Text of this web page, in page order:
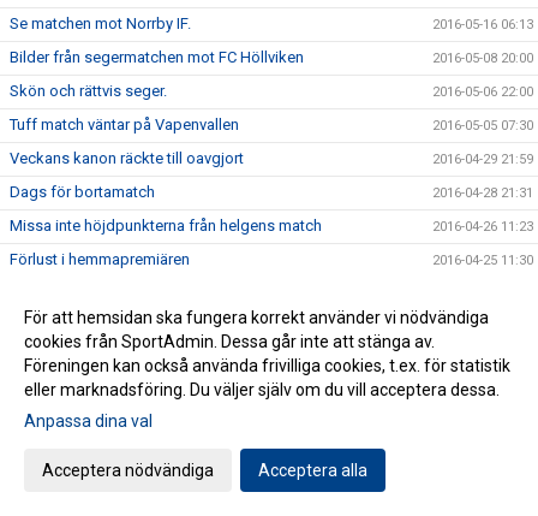
Se matchen mot Norrby IF. 2016-05-16 06:13
Bilder från segermatchen mot FC Höllviken 2016-05-08 20:00
Skön och rättvis seger. 2016-05-06 22:00
Tuff match väntar på Vapenvallen 2016-05-05 07:30
Veckans kanon räckte till oavgjort 2016-04-29 21:59
Dags för bortamatch 2016-04-28 21:31
Missa inte höjdpunkterna från helgens match 2016-04-26 11:23
Förlust i hemmapremiären 2016-04-25 11:30
Fågel? Fisk? Det blev mittemellan 2016-04-16 21:48
Sista uppdateringen av silly season inför söderettan 2016 2016-04-15 17:27
Seriepremiär - motståndarkollen 2016-04-14 15:32
Vinst i genrepet
Genrep i Varberg
Spännande nyförvärv i sista minuten
För att hemsidan ska fungera korrekt använder vi nödvändiga
cookies från SportAdmin. Dessa går inte att stänga av.
Föreningen kan också använda frivilliga cookies, t.ex. för statistik
eller marknadsföring. Du väljer själv om du vill acceptera dessa.
Anpassa dina val
Acceptera nödvändiga Acceptera alla